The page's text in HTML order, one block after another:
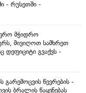
- რუსეთში -
მჭიდრო
მივიღოთ სამხრეთ
დეფიციტი გვაქვს -
წევრების -
ბრალის წაყენებას